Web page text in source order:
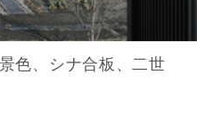
色、シナ合板、二世
かじめご了承ください。